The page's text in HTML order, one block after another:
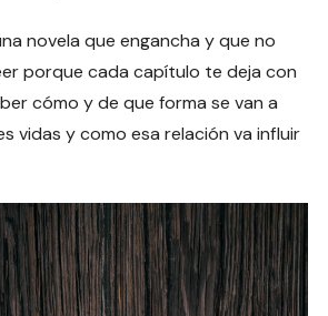
novela que engancha y que no
porque cada capítulo te deja con
cómo y de que forma se van a
vidas y como esa relación va influir